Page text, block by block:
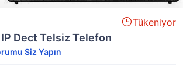
Tükeniyor
Dect Telsiz Telefon
Siz Yapın